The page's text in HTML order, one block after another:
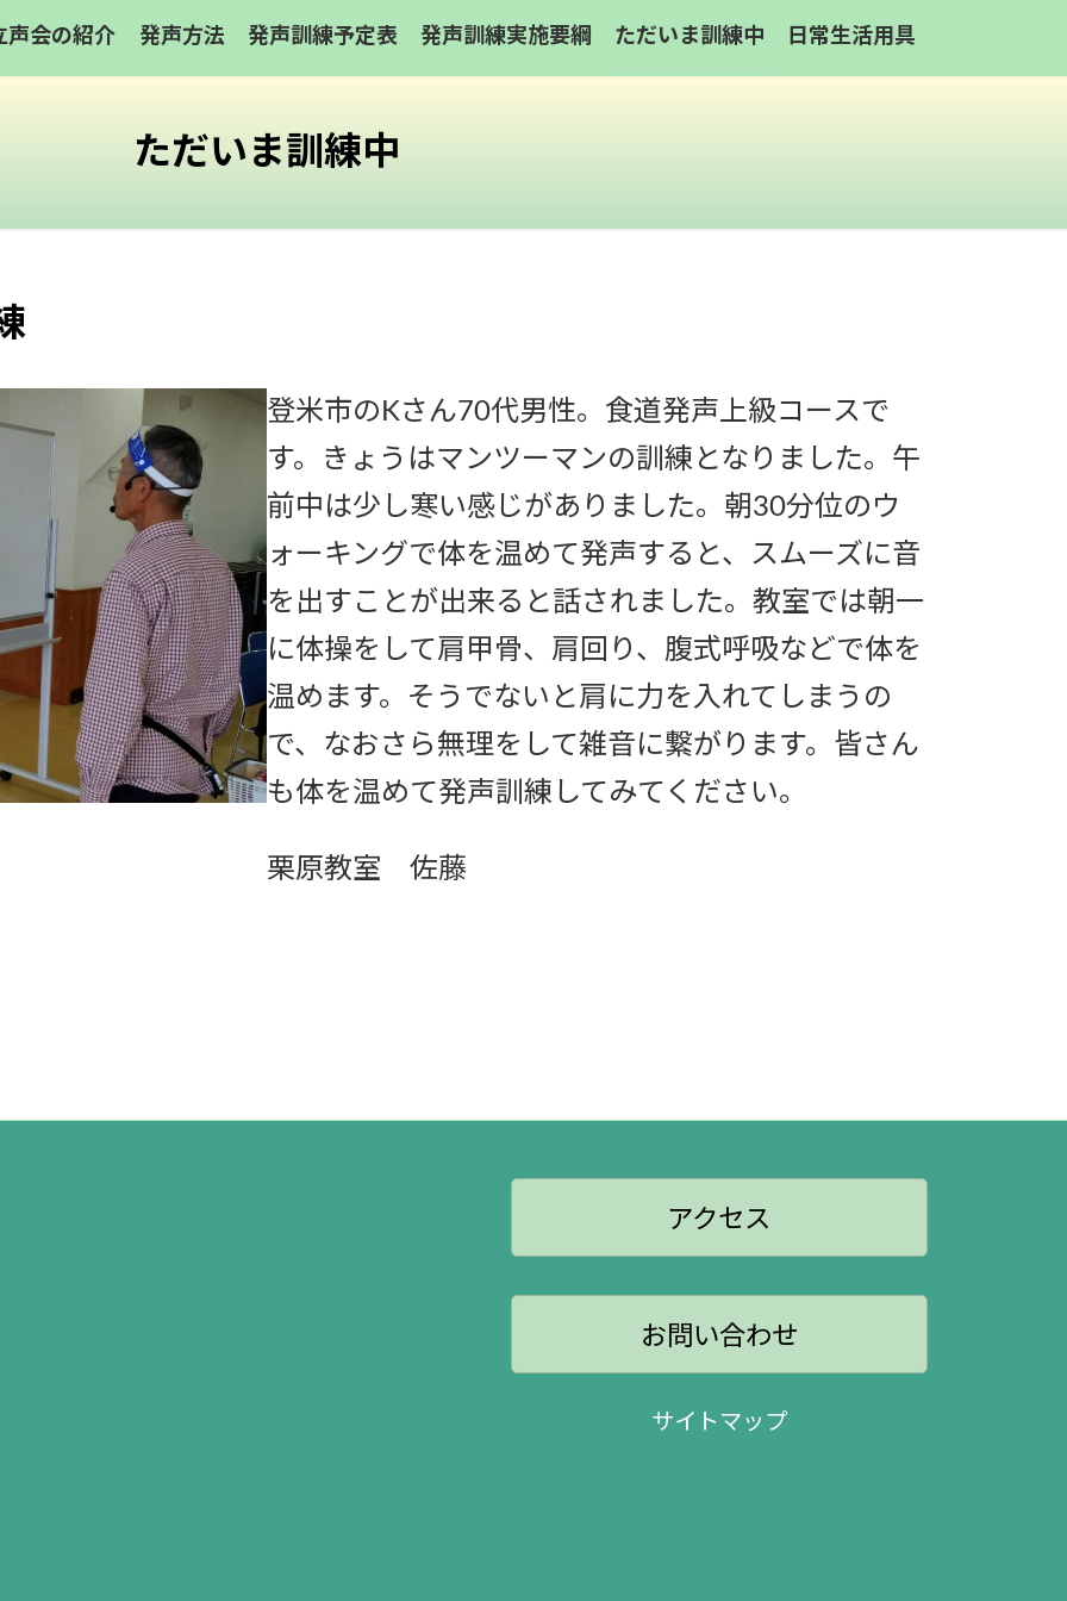
声会の紹介 発声方法 発声訓練予定表 発声訓練実施要綱 ただいま訓練中 日常生活用具
ただいま訓練中
登米市のKさん70代男性。食道発声上級コースで
す。きょうはマンツーマンの訓練となりました。午
前中は少し寒い感じがありました。朝30分位のウ
ォーキングで体を温めて発声すると、スムーズに音
を出すことが出来ると話されました。教室では朝一
に体操をして肩甲骨、肩回り、腹式呼吸などで体を
温めます。そうでないと肩に力を入れてしまうの
で、なおさら無理をして雑音に繋がります。皆さん
も体を温めて発声訓練してみてください。
栗原教室 佐藤
アクセス
お問い合わせ
サイトマップ